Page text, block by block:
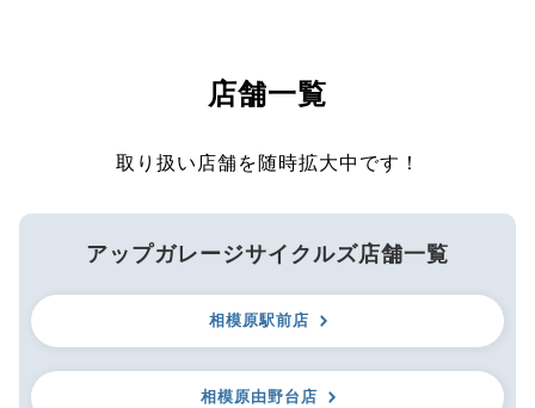
店舗一覧
取り扱い店舗を随時拡大中です！
アップガレージサイクルズ店舗一覧
相模原駅前店
相模原由野台店